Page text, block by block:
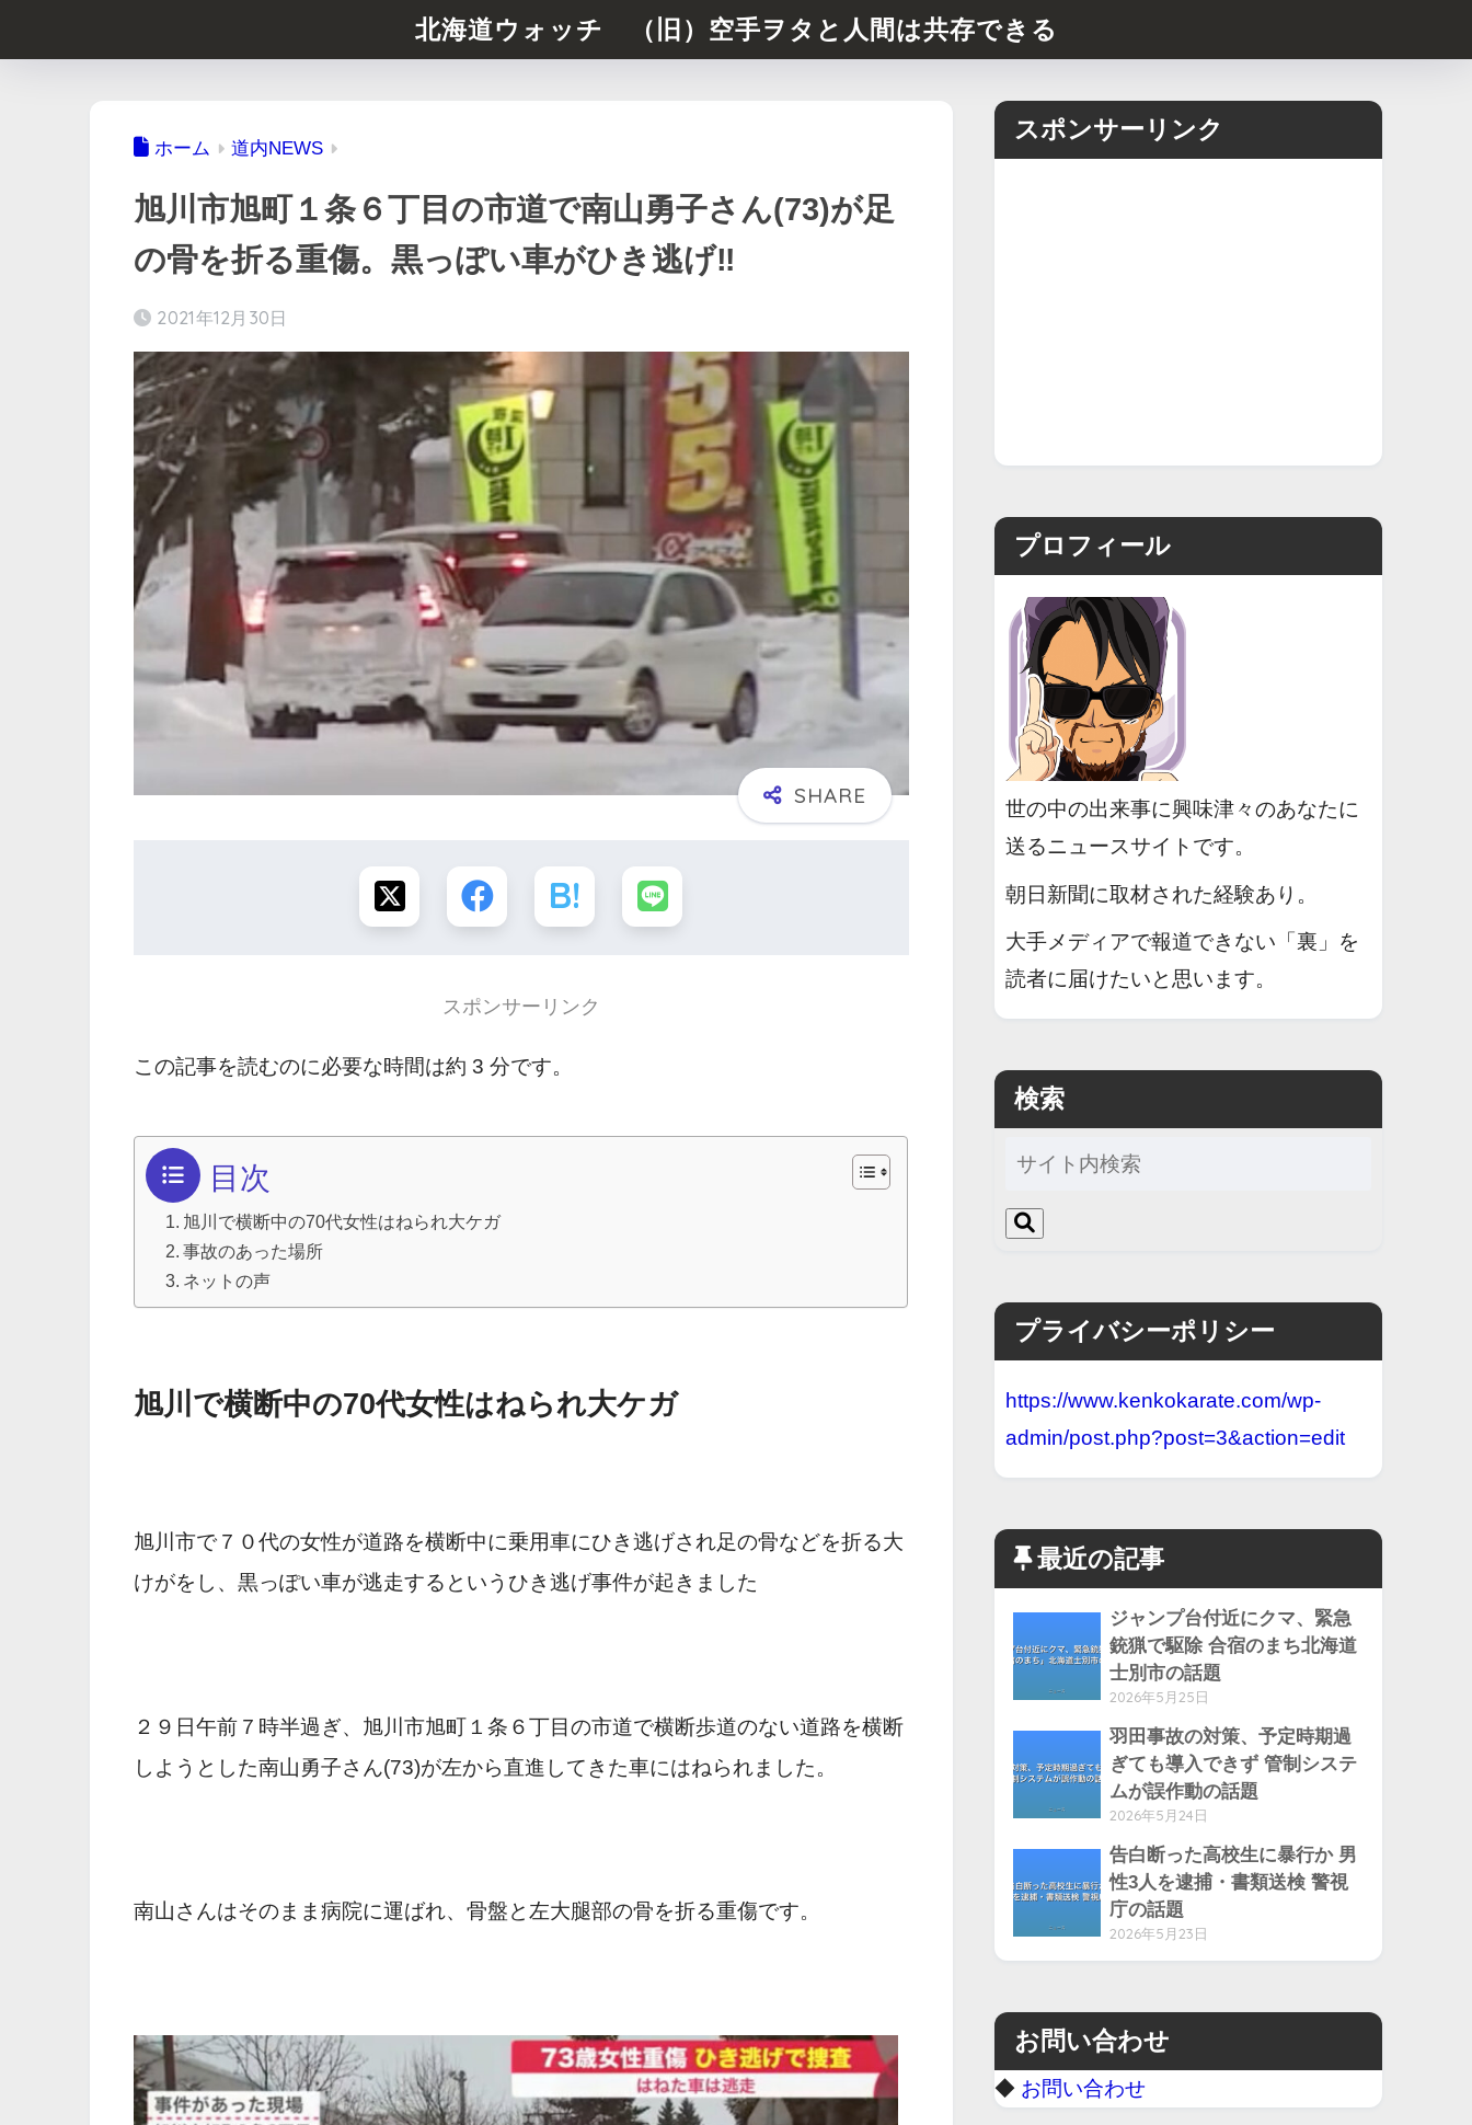
北海道ウォッチ （旧）空手ヲタと人間は共存できる
ホーム 道内NEWS
旭川市旭町１条６丁目の市道で南山勇子さん(73)が足
の骨を折る重傷。黒っぽい車がひき逃げ‼︎
2021年12月30日
スポンサーリンク
この記事を読むのに必要な時間は約 3 分です。
目次
旭川で横断中の70代女性はねられ大ケガ
事故のあった場所
ネットの声
旭川で横断中の70代女性はねられ大ケガ
旭川市で７０代の女性が道路を横断中に乗用車にひき逃げされ足の骨などを折る大
けがをし、黒っぽい車が逃走するというひき逃げ事件が起きました
２９日午前７時半過ぎ、旭川市旭町１条６丁目の市道で横断歩道のない道路を横断
しようとした南山勇子さん(73)が左から直進してきた車にはねられました。
南山さんはそのまま病院に運ばれ、骨盤と左大腿部の骨を折る重傷です。
スポンサーリンク
プロフィール
世の中の出来事に興味津々のあなたに
送るニュースサイトです。
朝日新聞に取材された経験あり。
大手メディアで報道できない「裏」を
読者に届けたいと思います。
検索
プライバシーポリシー
https://www.kenkokarate.com/wp-
admin/post.php?post=3&action=edit
最近の記事
ジャンプ台付近にクマ、緊急
銃猟で駆除 合宿のまち北海道
士別市の話題
2026年5月25日
羽田事故の対策、予定時期過
ぎても導入できず 管制システ
ムが誤作動の話題
2026年5月24日
告白断った高校生に暴行か 男
性3人を逮捕・書類送検 警視
庁の話題
2026年5月23日
お問い合わせ
◆ お問い合わせ